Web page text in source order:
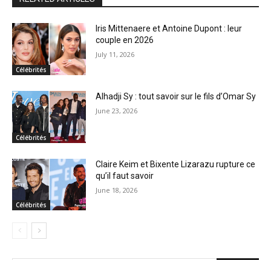
Célébrités
Iris Mittenaere et Antoine Dupont : leur
couple en 2026
July 11, 2026
Célébrités
Alhadji Sy : tout savoir sur le fils d’Omar Sy
June 23, 2026
Célébrités
Claire Keim et Bixente Lizarazu rupture ce
qu’il faut savoir
June 18, 2026